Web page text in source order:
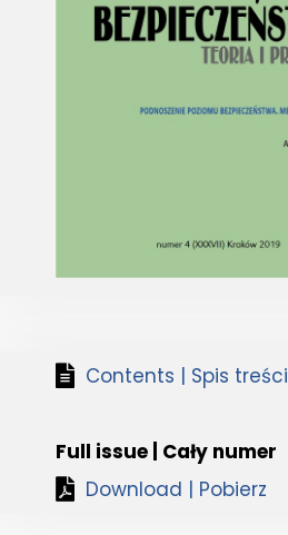
Contents | Spis treści
Full issue | Cały numer
Download | Pobierz